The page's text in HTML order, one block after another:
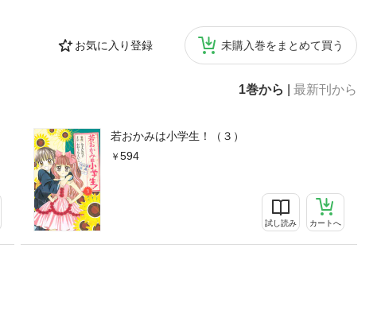
お気に入り登録 未購入巻をまとめて買う
1巻から 最新刊から
若おかみは小学生！（３）
594
試し読み カートへ